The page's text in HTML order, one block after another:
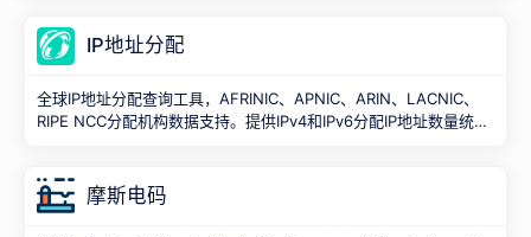
IP地址分配
全球IP地址分配查询工具，AFRINIC、APNIC、ARIN、LACNIC、
RIPE NCC分配机构数据支持。提供IPv4和IPv6分配IP地址数量统
摩斯电码